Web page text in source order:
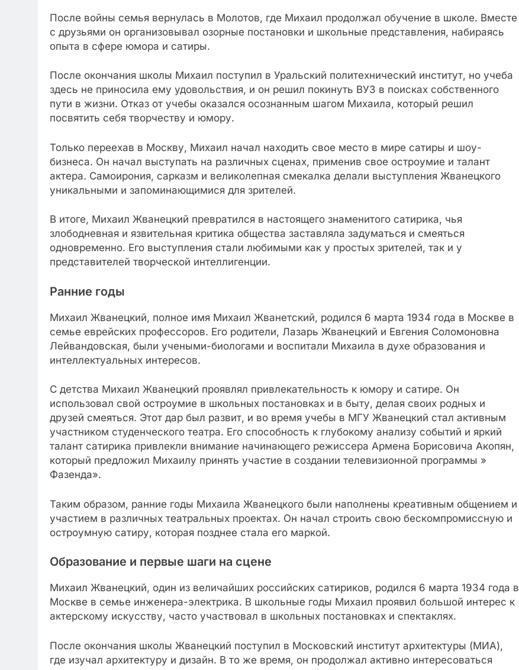
После войны семья вернулась в Молотов, где Михаил продолжал обучение в школе. Вместе
с друзьями он организовывал озорные постановки и школьные представления, набираясь
опыта в сфере юмора и сатиры.
После окончания школы Михаил поступил в Уральский политехнический институт, но учеба
здесь не приносила ему удовольствия, и он решил покинуть ВУЗ в поисках собственного
пути в жизни. Отказ от учебы оказался осознанным шагом Михаила, который решил
посвятить себя творчеству и юмору.
Только переехав в Москву, Михаил начал находить свое место в мире сатиры и шоу-
бизнеса. Он начал выступать на различных сценах, применив свое остроумие и талант
актера. Самоирония, сарказм и великолепная смекалка делали выступления Жванецкого
уникальными и запоминающимися для зрителей.
В итоге, Михаил Жванецкий превратился в настоящего знаменитого сатирика, чья
злободневная и язвительная критика общества заставляла задуматься и смеяться
одновременно. Его выступления стали любимыми как у простых зрителей, так и у
представителей творческой интеллигенции.
Ранние годы
Михаил Жванецкий, полное имя Михаил Жванетский, родился 6 марта 1934 года в Москве в
семье еврейских профессоров. Его родители, Лазарь Жванецкий и Евгения Соломоновна
Лейвандовская, были учеными-биологами и воспитали Михаила в духе образования и
интеллектуальных интересов.
С детства Михаил Жванецкий проявлял привлекательность к юмору и сатире. Он
использовал свой остроумие в школьных постановках и в быту, делая своих родных и
друзей смеяться. Этот дар был развит, и во время учебы в МГУ Жванецкий стал активным
участником студенческого театра. Его способность к глубокому анализу событий и яркий
талант сатирика привлекли внимание начинающего режиссера Армена Борисовича Акопян,
который предложил Михаилу принять участие в создании телевизионной программы »
Фазенда».
Таким образом, ранние годы Михаила Жванецкого были наполнены креативным общением и
участием в различных театральных проектах. Он начал строить свою бескомпромиссную и
остроумную сатиру, которая позднее стала его маркой.
Образование и первые шаги на сцене
Михаил Жванецкий, один из величайших российских сатириков, родился 6 марта 1934 года в
Москве в семье инженера-электрика. В школьные годы Михаил проявил большой интерес к
актерскому искусству, часто участвовал в школьных постановках и спектаклях.
После окончания школы Жванецкий поступил в Московский институт архитектуры (МИА),
где изучал архитектуру и дизайн. В то же время, он продолжал активно интересоваться